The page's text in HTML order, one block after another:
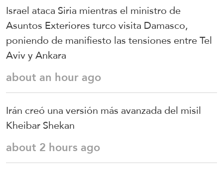
Israel ataca Siria mientras el ministro de
Asuntos Exteriores turco visita Damasco,
poniendo de manifiesto las tensiones entre Tel
Aviv y Ankara
about an hour ago
Irán creó una versión más avanzada del misil
Kheibar Shekan
about 2 hours ago